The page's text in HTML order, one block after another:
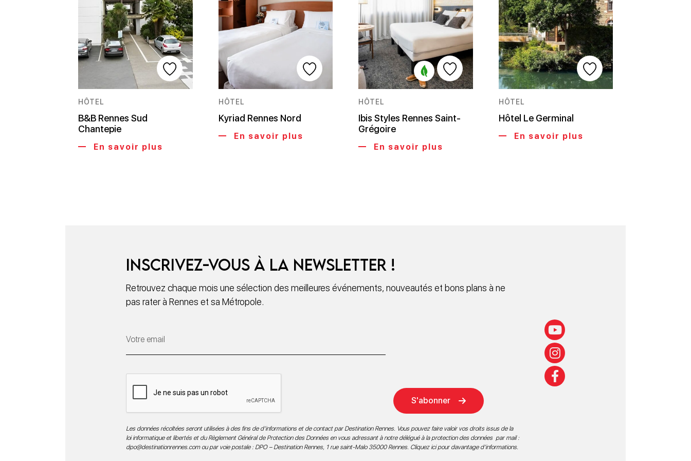
HÔTEL
B&B Rennes Sud
Chantepie
En savoir plus
HÔTEL
Kyriad Rennes Nord
En savoir plus
HÔTEL
Ibis Styles Rennes Saint-
Grégoire
En savoir plus
HÔTEL
Hôtel Le Germinal
En savoir plus
Inscrivez-vous à la newsletter !
Retrouvez chaque mois une sélection des meilleures événements, nouveautés et bons plans à ne
pas rater à Rennes et sa Métropole.
S'abonner
Les données récoltées seront utilisées à des fins de d’informations et de contact par Destination Rennes. Vous pouvez faire valoir vos droits issus de la
loi informatique et libertés et du Règlement Général de Protection des Données en vous adressant à notre délégué à la protection des données par mail :
dpo@destinationrennes.comou par voie postale : DPO – Destination Rennes, 1 rue saint-Malo 35000 Rennes. Cliquez ici pour davantage d’informations.